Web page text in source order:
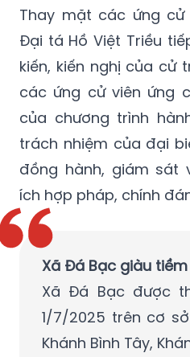
Thay mặt các ứng cử
Đại tá Hồ Việt Triều
kiến, kiến nghị của cử
các ứng cử viên ứng
của chương trình
trách nhiệm của đại
đồng hành, giám sát
ích hợp pháp, chính
Xã Đá Bạc giàu
Xã Đá Bạc được
1/7/2025 trên cơ
Khánh Bình Tây,